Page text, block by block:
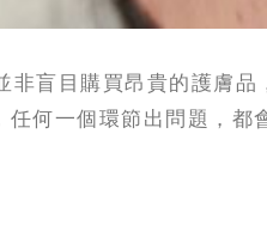
非盲目購買昂貴的護膚
何一個環節出問題，都